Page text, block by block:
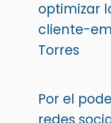
optimizar
cliente-
Torres
Por el